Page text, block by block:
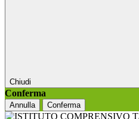
Chiudi
Conferma
Annulla Conferma